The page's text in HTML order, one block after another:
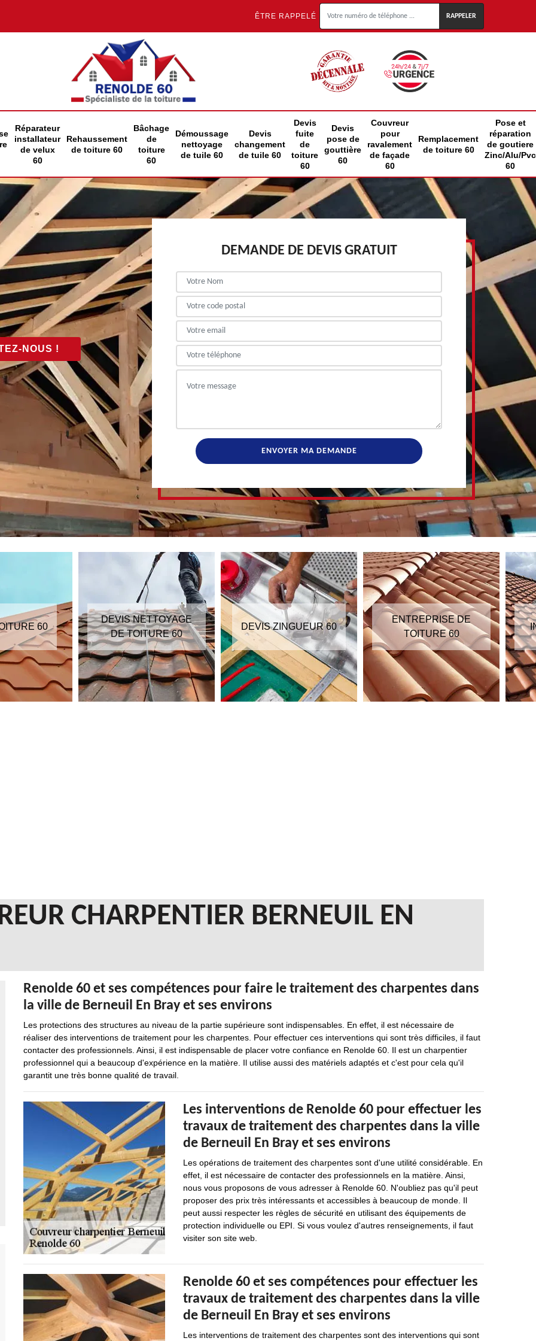
ÊTRE RAPPELÉ
Réparateur
installateur
de velux
60
Rehaussement
de toiture 60
Bâchage
de
toiture
60
Démoussage
nettoyage
de tuile 60
Devis
changement
de tuile 60
Devis
fuite
de
toiture
60
Devis
pose de
gouttière
60
Couvreur
pour
ravalement
de façade
60
Remplacement
de toiture 60
Pose et
réparation
de goutiere
Zinc/Alu/Pvc
60
NOUS !
DEMANDE DE DEVIS GRATUIT
60
DEVIS NETTOYAGE
DE TOITURE 60
DEVIS ZINGUEUR 60
ENTREPRISE DE
TOITURE 60
CHARPENTIER BERNEUIL EN
Renolde 60 et ses compétences pour faire le traitement des charpentes dans
la ville de Berneuil En Bray et ses environs
Les protections des structures au niveau de la partie supérieure sont indispensables. En effet, il est nécessaire de
réaliser des interventions de traitement pour les charpentes. Pour effectuer ces interventions qui sont très difficiles, il faut
contacter des professionnels. Ainsi, il est indispensable de placer votre confiance en Renolde 60. Il est un charpentier
professionnel qui a beaucoup d'expérience en la matière. Il utilise aussi des matériels adaptés et c'est pour cela qu'il
garantit une très bonne qualité de travail.
Les interventions de Renolde 60 pour effectuer les
travaux de traitement des charpentes dans la ville
de Berneuil En Bray et ses environs
Les opérations de traitement des charpentes sont d'une utilité considérable. En
effet, il est nécessaire de contacter des professionnels en la matière. Ainsi,
nous vous proposons de vous adresser à Renolde 60. N'oubliez pas qu'il peut
proposer des prix très intéressants et accessibles à beaucoup de monde. Il
peut aussi respecter les règles de sécurité en utilisant des équipements de
protection individuelle ou EPI. Si vous voulez d'autres renseignements, il faut
visiter son site web.
Renolde 60 et ses compétences pour effectuer les
travaux de traitement des charpentes dans la ville
de Berneuil En Bray et ses environs
Les interventions de traitement des charpentes sont des interventions qui sont